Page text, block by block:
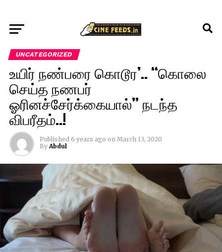
UNCATEGORIZED
உயிர் நண்பரை கொடூர’.. “கொலை
செய்த நணபர்
ஓரினச்சேர்க்கையால்” நடந்த
விபரீதம்..!
Published 6 years ago on March 13, 2020
By Abdul